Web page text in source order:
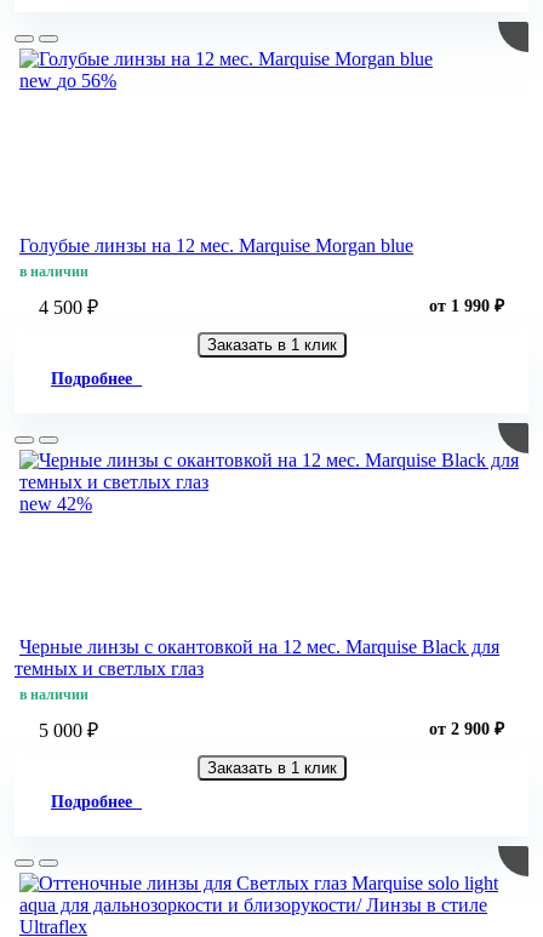
new до 56%
Голубые линзы на 12 мес. Marquise Morgan blue
в наличии
4 500 ₽ от 1 990 ₽
Заказать в 1 клик
Подробнее
new 42%
Черные линзы c окантовкой на 12 мес. Marquise Black для
темных и светлых глаз
в наличии
5 000 ₽ от 2 900 ₽
Заказать в 1 клик
Подробнее